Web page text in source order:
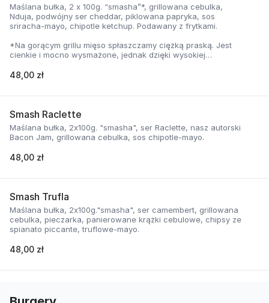
Maślana bułka, 2 x 100g. “smasha”*, grillowana cebulka,
Nduja, podwójny ser cheddar, piklowana papryka, sos
sriracha-mayo, chipotle ketchup. Podawany z frytkami.
*Na gorącym grillu mięso spłaszczamy ciężką praską. Jest
cienkie i mocno wysmażone, jednak dzięki wysokiej
delikatną soczystość.
48,00 zł
Smash Raclette
Maślana bułka, 2x100g. "smasha", ser Raclette, nasz autorski
Bacon Jam, grillowana cebulka, sos chipotle-mayo.
48,00 zł
Smash Trufla
Maślana bułka, 2x100g."smasha", ser camembert, grillowana
cebulka, pieczarka, panierowane krążki cebulowe, chipsy ze
spianato piccante, truflowe-mayo.
48,00 zł